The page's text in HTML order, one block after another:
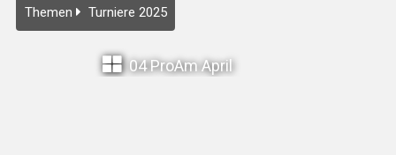
Themen Turniere 2025
04 ProAm April